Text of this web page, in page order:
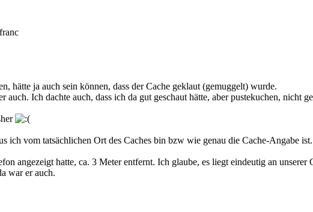
hätte ja auch sein können, dass der Cache geklaut (gemuggelt) wurde.
Ich dachte auch, dass ich da gut geschaut hätte, aber pustekuchen, nicht
ich vom tatsächlichen Ort des Caches bin bzw wie genau die Cache-Angabe
angezeigt hatte, ca. 3 Meter entfernt. Ich glaube, es liegt eindeutig an
war er auch.